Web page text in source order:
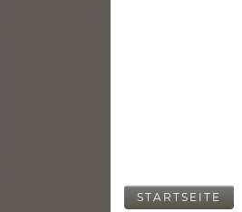
STARTSEITE